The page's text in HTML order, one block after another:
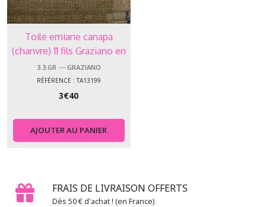
Toile emiane canapa
(chanvre) 11 fils Graziano en
180 cm
3.3.GR --- GRAZIANO
RÉFÉRENCE : TA13199
3€40
AJOUTER AU PANIER
FRAIS DE LIVRAISON OFFERTS
Dès 50 € d'achat ! (en France)